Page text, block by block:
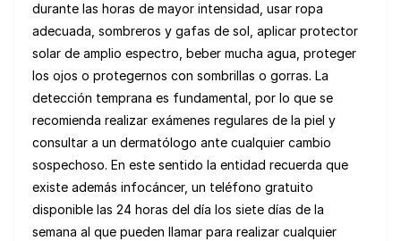
durante las horas de mayor intensidad, usar ropa
adecuada, sombreros y gafas de sol, aplicar protector
solar de amplio espectro, beber mucha agua, proteger
los ojos o protegernos con sombrillas o gorras. La
detección temprana es fundamental, por lo que se
recomienda realizar exámenes regulares de la piel y
consultar a un dermatólogo ante cualquier cambio
sospechoso. En este sentido la entidad recuerda que
existe además infocáncer, un teléfono gratuito
disponible las 24 horas del día los siete días de la
semana al que pueden llamar para realizar cualquier